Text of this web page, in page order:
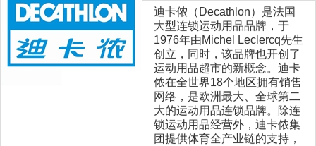
迪卡侬（Decathlon）是法国
大型连锁运动用品品牌，于
1976年由Michel Leclercq先生
创立，同时，该品牌也开创了
运动用品超市的新概念。迪卡
侬在全世界18个地区拥有销售
网络，是欧洲最大、全球第二
大的运动用品连锁品牌。除连
锁运动用品经营外，迪卡侬集
团提供体育全产业链的支持，